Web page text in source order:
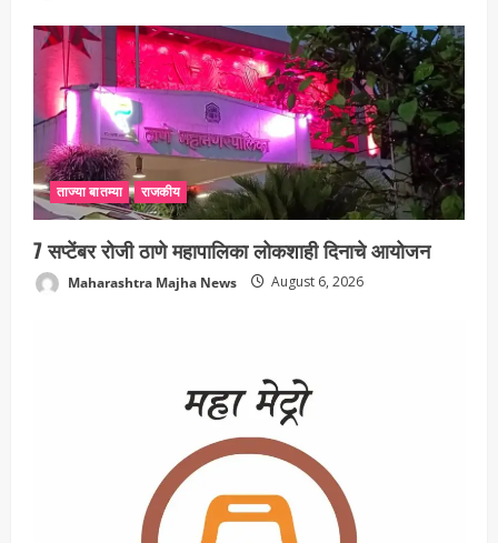
ताज्या बातम्या राजकीय
7 सप्टेंबर रोजी ठाणे महापालिका लोकशाही दिनाचे आयोजन
Maharashtra Majha News August 6, 2026